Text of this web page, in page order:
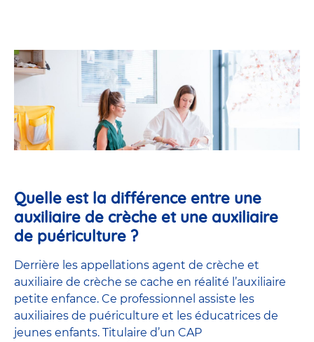
Quelle est la différence entre une
auxiliaire de crèche et une auxiliaire
de puériculture ?
Derrière les appellations agent de crèche et
auxiliaire de crèche se cache en réalité l’auxiliaire
petite enfance. Ce professionnel assiste les
auxiliaires de puériculture et les éducatrices de
jeunes enfants. Titulaire d’un CAP